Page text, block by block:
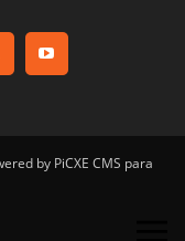
by PiCXE CMS para